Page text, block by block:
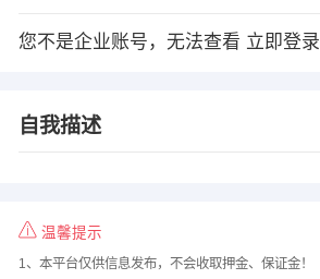
您不是企业账号，无法查看 立即登录
自我描述
温馨提示
1、本平台仅供信息发布，不会收取押金、保证金！